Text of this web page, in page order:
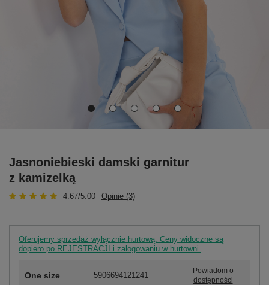
Jasnoniebieski damski garnitur
z kamizelką
4.67/5.00 Opinie (3)
Oferujemy sprzedaż wyłącznie hurtową. Ceny widoczne są
dopiero po REJESTRACJI i zalogowaniu w hurtowni.
One size 5906694121241
Powiadom o
dostępności